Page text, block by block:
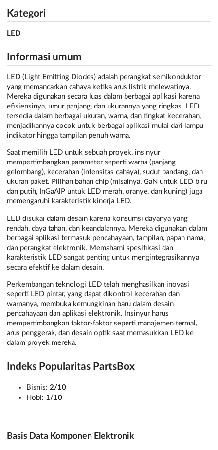
Kategori
LED
Informasi umum
LED (Light Emitting Diodes) adalah perangkat semikonduktor
yang memancarkan cahaya ketika arus listrik melewatinya.
Mereka digunakan secara luas dalam berbagai aplikasi karena
efisiensinya, umur panjang, dan ukurannya yang ringkas. LED
tersedia dalam berbagai ukuran, warna, dan tingkat kecerahan,
menjadikannya cocok untuk berbagai aplikasi mulai dari lampu
indikator hingga tampilan penuh warna.
Saat memilih LED untuk sebuah proyek, insinyur
mempertimbangkan parameter seperti warna (panjang
gelombang), kecerahan (intensitas cahaya), sudut pandang, dan
ukuran paket. Pilihan bahan chip (misalnya, GaN untuk LED biru
dan putih, InGaAlP untuk LED merah, oranye, dan kuning) juga
memengaruhi karakteristik kinerja LED.
LED disukai dalam desain karena konsumsi dayanya yang
rendah, daya tahan, dan keandalannya. Mereka digunakan dalam
berbagai aplikasi termasuk pencahayaan, tampilan, papan nama,
dan perangkat elektronik. Memahami spesifikasi dan
karakteristik LED sangat penting untuk mengintegrasikannya
secara efektif ke dalam desain.
Perkembangan teknologi LED telah menghasilkan inovasi
seperti LED pintar, yang dapat dikontrol kecerahan dan
warnanya, membuka kemungkinan baru dalam desain
pencahayaan dan aplikasi elektronik. Insinyur harus
mempertimbangkan faktor-faktor seperti manajemen termal,
arus penggerak, dan desain optik saat memasukkan LED ke
dalam proyek mereka.
Indeks Popularitas PartsBox
Bisnis: 2/10
Hobi: 1/10
Basis Data Komponen Elektronik